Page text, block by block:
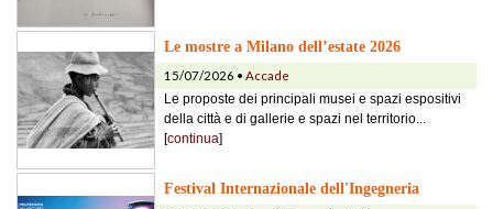
Le mostre a Milano dell’estate 2026
15/07/2026 • Accade
Le proposte dei principali musei e spazi espositivi
della città e di gallerie e spazi nel territorio...
[continua]
Festival Internazionale dell'Ingegneria